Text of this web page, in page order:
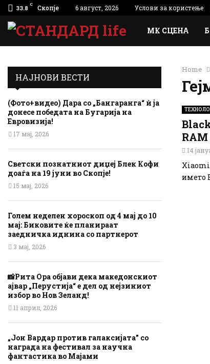
33.8 C Скопје 6 август, 2026 Услови за користење
МК СЦЕНА
Home
14
Xiaomi
името
НАЈНОВИ ВЕСТИ
(Фото+видео) Дара со „Бангаранга“ ѝ ја
донесе победата на Бугарија на
Евровизија!
17 мај, 2026
Светски познатниот диџеј Блек Кофи
доаѓа на 19 јуни во Скопје!
15 мај, 2026
Голем неделен хороскоп од 4 мај до 10
мај: Биковите ќе планираат
заедничка иднина со партнерот
3 мај, 2026
📸Рита Ора објави дека македонскиот
ајвар „Перустија“ е дел од нејзиниот
избор во Нов Зеланд!
11 април, 2026
„Јон Вардар против галаксијата” со
награда на фестивал за научна
фантастика во Мајами